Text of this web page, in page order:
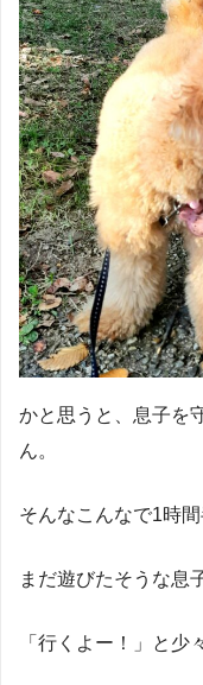
かと思うと、息子を
ん。
そんなこんなで1時
まだ遊びたそうな息
「行くよー！」と少